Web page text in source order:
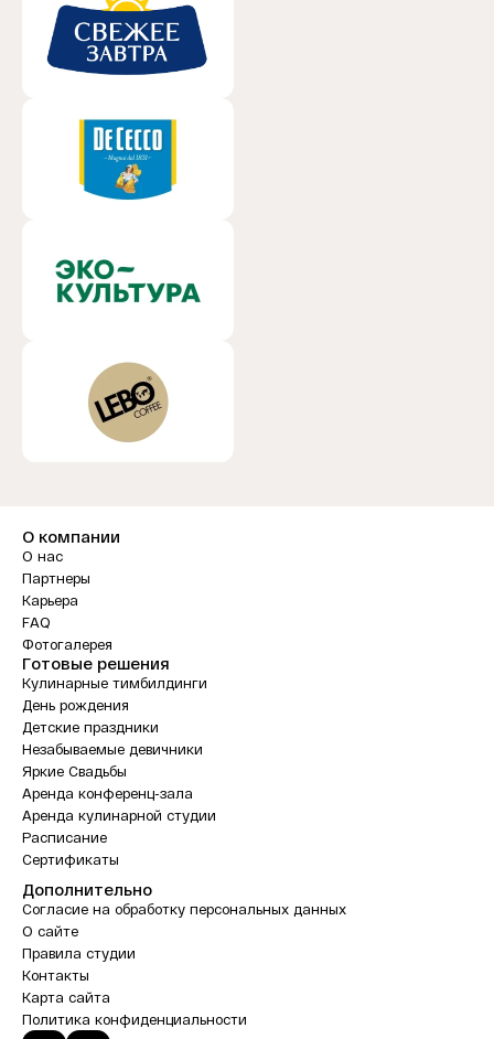
О компании
О нас
Партнеры
Карьера
FAQ
Фотогалерея
Готовые решения
Кулинарные тимбилдинги
День рождения
Детские праздники
Незабываемые девичники
Яркие Свадьбы
Аренда конференц-зала
Аренда кулинарной студии
Расписание
Сертификаты
Дополнительно
Согласие на обработку персональных данных
О сайте
Правила студии
Контакты
Карта сайта
Политика конфиденциальности